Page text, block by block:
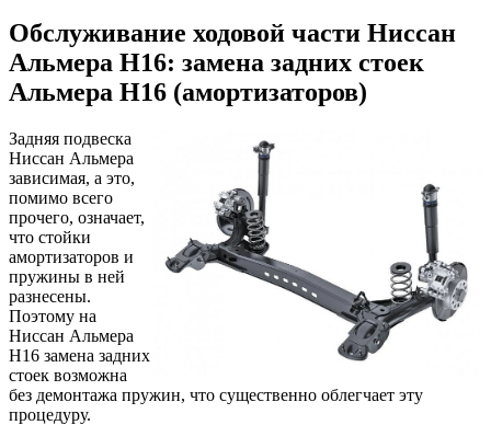
Обслуживание ходовой части Ниссан
Альмера Н16: замена задних стоек
Альмера Н16 (амортизаторов)
Задняя подвеска
Ниссан Альмера
зависимая, а это,
помимо всего
прочего, означает,
что стойки
амортизаторов и
пружины в ней
разнесены.
Поэтому на
Ниссан Альмера
Н16 замена задних
стоек возможна
без демонтажа пружин, что существенно облегчает эту
процедуру.